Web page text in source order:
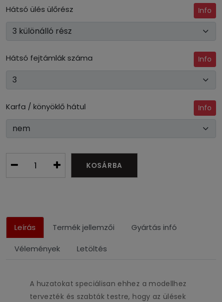
Hátsó ülés ülőrész Info
Hátsó fejtámlák száma Info
Karfa / könyöklő hátul Info
KOSÁRBA
Leírás Termék jellemzői Gyártás infó
Vélemények Letöltés
A huzatokat speciálisan ehhez a modellhez
tervezték és szabták testre, hogy az ülések